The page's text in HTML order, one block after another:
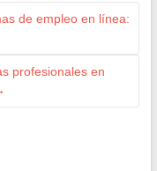
de empleo en línea:
profesionales en